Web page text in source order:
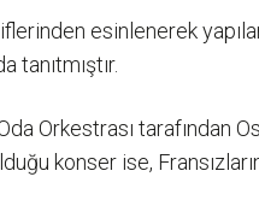
esinlenerek
tanıtmıştır.
Orkestrası tarafından
konser ise,